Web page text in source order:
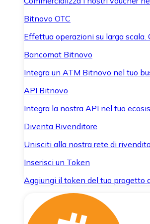
Bitnovo OTC
Effettua operazioni su larga
Bancomat Bitnovo
Integra un ATM Bitnovo nel tuo
API Bitnovo
Integra la nostra API nel tuo
Diventa Rivenditore
Unisciti alla nostra rete di
Inserisci un Token
Aggiungi il token del tuo progetto